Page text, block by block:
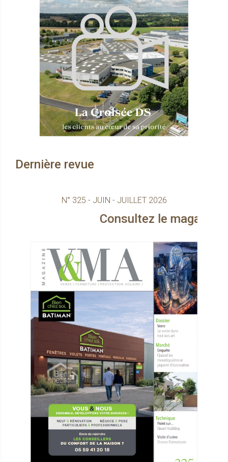
Dernière revue
N° 325 - JUIN - JUILLET 2026
Consultez le magazine